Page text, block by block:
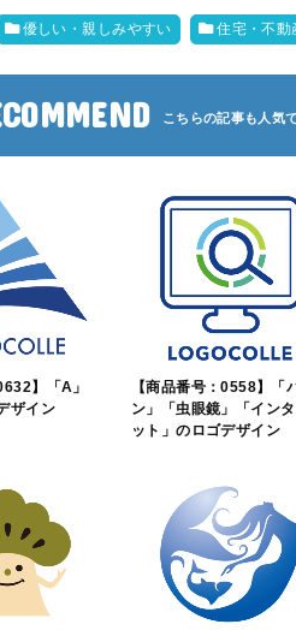
優しい・親しみやすい 住宅・不動
】「A」
ザイン
【商品番号：0558】「
ン」「虫眼鏡」「イン
ット」のロゴデザイン